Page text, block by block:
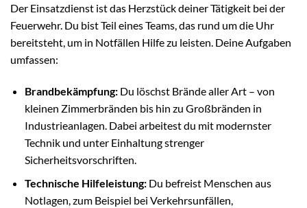
Der Einsatzdienst ist das Herzstück deiner Tätigkeit bei der
Feuerwehr. Du bist Teil eines Teams, das rund um die Uhr
bereitsteht, um in Notfällen Hilfe zu leisten. Deine Aufgaben
umfassen:
Brandbekämpfung:Du löschst Brände aller Art – von
kleinen Zimmerbränden bis hin zu Großbränden in
Industrieanlagen. Dabei arbeitest du mit modernster
Technik und unter Einhaltung strenger
Sicherheitsvorschriften.
Technische Hilfeleistung:Du befreist Menschen aus
Notlagen, zum Beispiel bei Verkehrsunfällen,